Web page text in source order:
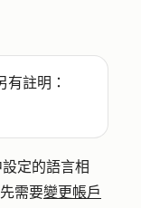
有註明：
定的語言相
需要變更帳戶